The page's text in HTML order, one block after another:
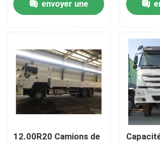
Contrôle de qualité
Demandez une citation
Camions à benne d'occasion
Tipper Trucks utilisée
chargement de
chargement Camion
envoyer une
380hp
12.00R20 Camions de